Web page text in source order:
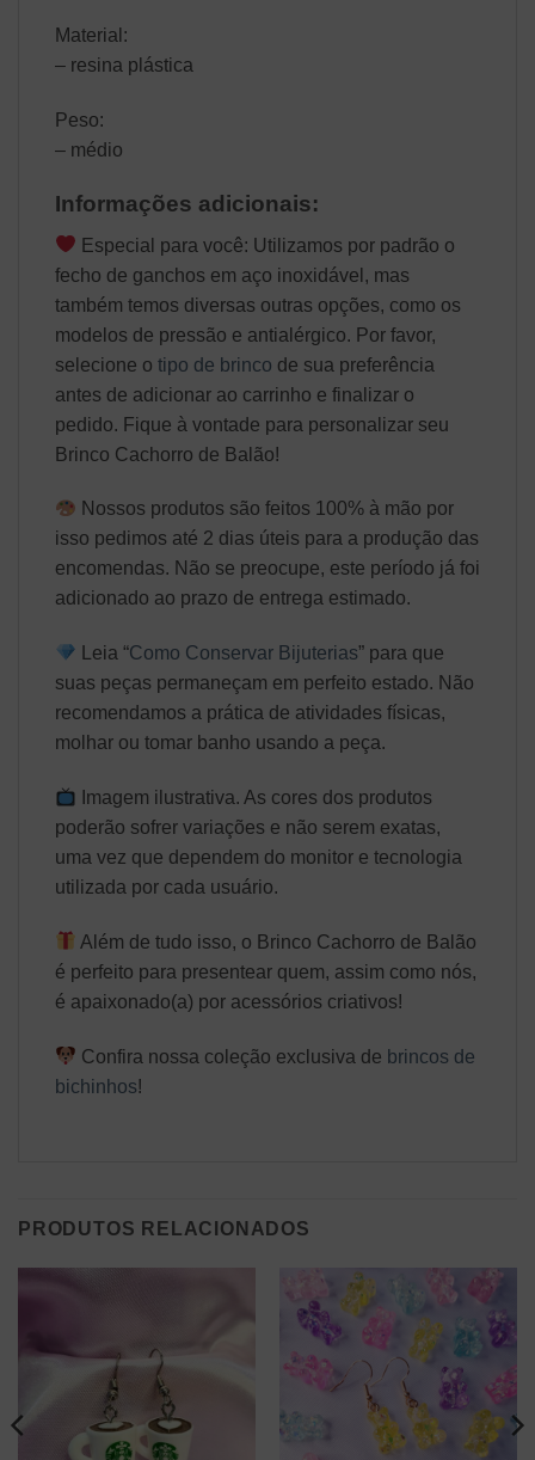
Material:
– resina plástica
Peso:
– médio
Informações adicionais:
Especial para você: Utilizamos por padrão o
fecho de ganchos em aço inoxidável, mas
também temos diversas outras opções, como os
modelos de pressão e antialérgico. Por favor,
selecione o tipo de brinco de sua preferência
antes de adicionar ao carrinho e finalizar o
pedido. Fique à vontade para personalizar seu
Brinco Cachorro de Balão!
Nossos produtos são feitos 100% à mão por
isso pedimos até 2 dias úteis para a produção das
encomendas. Não se preocupe, este período já foi
adicionado ao prazo de entrega estimado.
Leia “Como Conservar Bijuterias” para que
suas peças permaneçam em perfeito estado. Não
recomendamos a prática de atividades físicas,
molhar ou tomar banho usando a peça.
Imagem ilustrativa. As cores dos produtos
poderão sofrer variações e não serem exatas,
uma vez que dependem do monitor e tecnologia
utilizada por cada usuário.
Além de tudo isso, o Brinco Cachorro de Balão
é perfeito para presentear quem, assim como nós,
é apaixonado(a) por acessórios criativos!
Confira nossa coleção exclusiva de brincos de
bichinhos!
PRODUTOS RELACIONADOS